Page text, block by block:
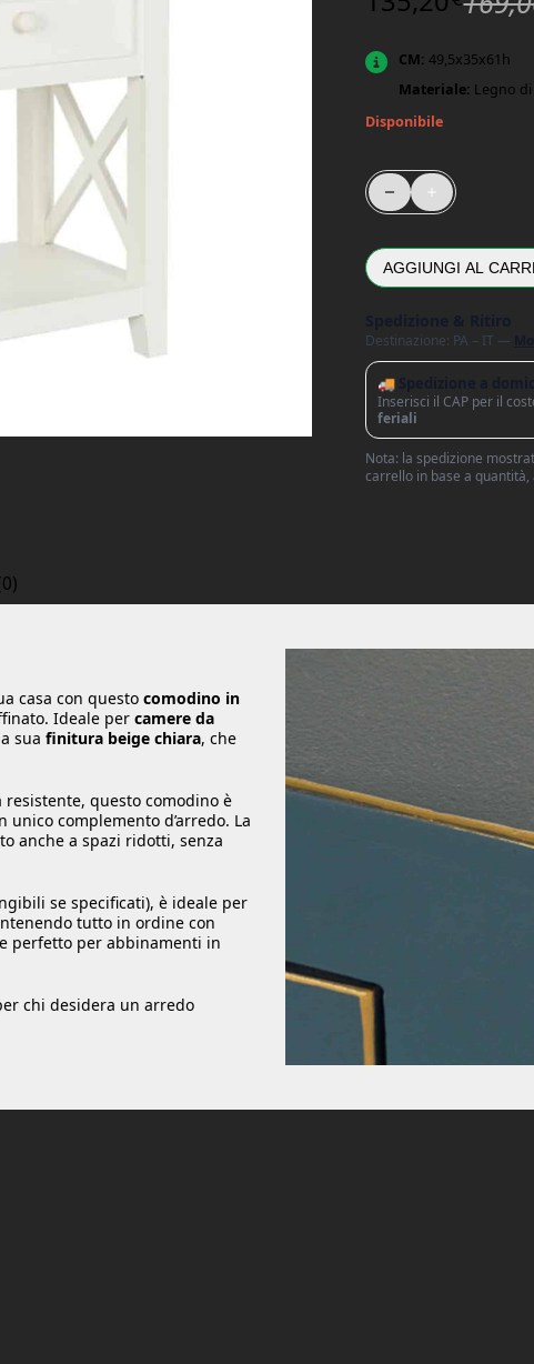
CM: 49,5x35x61h
Materiale: Legno
Disponibile
Comodino Blu
AGGIUNGI AL
Destinazione: PA – IT —
🚚 Spedizione a
Inserisci il CAP per il
feriali
Nota: la spedizione
carrello in base a
casa con questo comodino in
Ideale per camere da
sua finitura beige chiara, che
questo comodino è
unico complemento d’arredo. La
anche a spazi ridotti, senza
se specificati), è ideale per
tutto in ordine con
perfetto per abbinamenti in
chi desidera un arredo